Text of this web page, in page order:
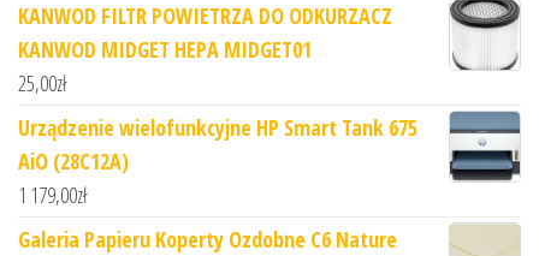
KANWOD FILTR POWIETRZA DO ODKURZACZ
KANWOD MIDGET HEPA MIDGET01
25,00zł
Urządzenie wielofunkcyjne HP Smart Tank 675
AiO (28C12A)
1 179,00zł
Galeria Papieru Koperty Ozdobne C6 Nature